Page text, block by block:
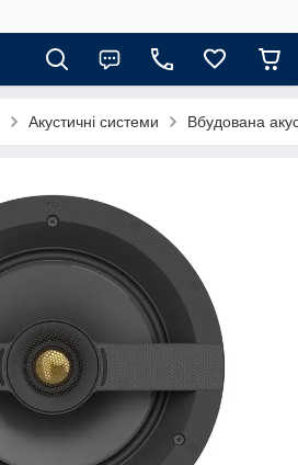
Акустичні системи Вбудована